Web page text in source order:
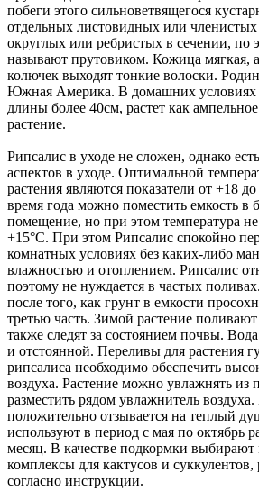
побеги этого сильноветвящегося
отдельных листовидных или членистых
округлых или ребристых в сечении, по
называют прутовиком. Кожица мягкая,
колючек выходят тонкие волоски.
Южная Америка. В домашних условиях
длины более 40см, растет как
растение.
Рипсалис в уходе не сложен, однако
аспектов в уходе. Оптимальной
растения являются показатели от +18
время года можно поместить емкость в
помещение, но при этом температура
+15°С. При этом Рипсалис спокойно
комнатных условиях без каких-либо
влажностью и отоплением. Рипсалис
поэтому не нуждается в частых
после того, как грунт в емкости
третью часть. Зимой растение
также следят за состоянием почвы.
и отстоянной. Переливы для растения
рипсалиса необходимо обеспечить
воздуха. Растение можно увлажнять из
разместить рядом увлажнитель воздуха.
положительно отзывается на теплый
используют в период с мая по октябрь
месяц. В качестве подкормки
комплексы для кактусов и суккулентов,
согласно инструкции.